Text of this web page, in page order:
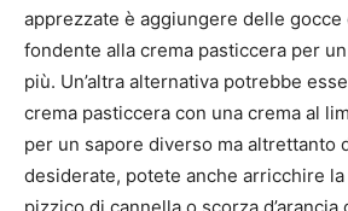
apprezzate è aggiungere delle gocce
fondente alla crema pasticcera per
più. Un’altra alternativa potrebbe
crema pasticcera con una crema al
per un sapore diverso ma altrettanto
desiderate, potete anche arricchire